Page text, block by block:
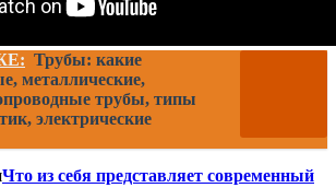
Трубы: какие
металлические,
трубы, типы
электрические
Что из себя представляет современный